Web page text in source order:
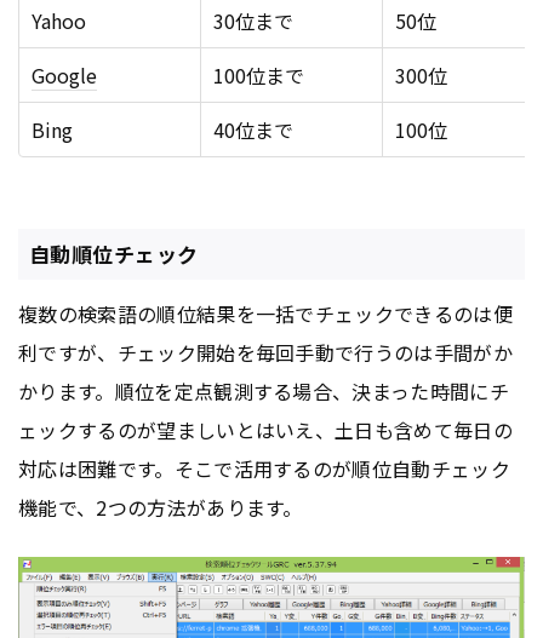
Yahoo
30位まで
50位
Google
100位まで
300位
Bing
40位まで 100位
自動順位チェック
複数の検索語の順位結果を一括でチェックできるのは便
利ですが、チェック開始を毎回手動で行うのは手間がか
かります。順位を定点観測する場合、決まった時間にチ
ェックするのが望ましいとはいえ、土日も含めて毎日の
対応は困難です。そこで活用するのが順位自動チェック
機能で、2つの方法があります。